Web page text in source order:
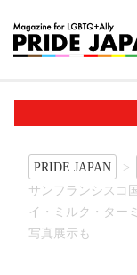
PRIDE JAPAN
サンフランシスコ
イ・ミルク・ター
写真展示も